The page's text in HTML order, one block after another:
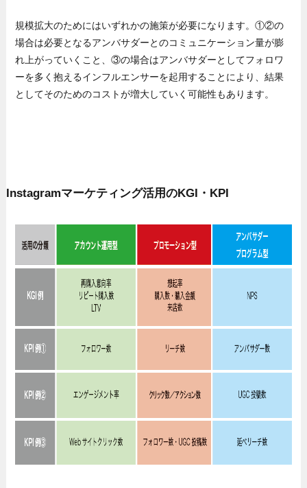
規模拡大のためにはいずれかの施策が必要になります。①②の
場合は必要となるアンバサダーとのコミュニケーション量が膨
れ上がっていくこと、③の場合はアンバサダーとしてフォロワ
ーを多く抱えるインフルエンサーを起用することにより、結果
としてそのためのコストが増大していく可能性もあります。
Instagramマーケティング活用のKGI・KPI